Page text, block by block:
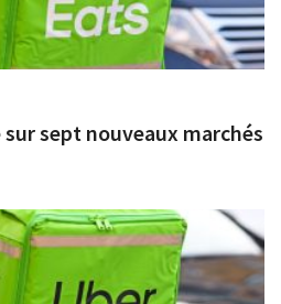
sept nouveaux marchés